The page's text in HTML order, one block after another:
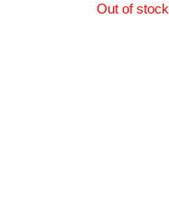
Out of stock